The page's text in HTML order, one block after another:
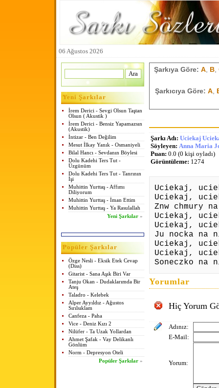
06 Ağustos 2026
Yeni Şarkılar
İrem Derici - Sevgi Olsun Taştan
Olsun ( Akustik )
İrem Derici - Bensiz Yapamazsın
(Akustik)
İntizar - Ben Değilim
Mesut İlkay Yanık - Osmaniyeli
Bilal Hancı - Sevdanın Böylesi
Dolu Kadehi Ters Tut -
Üzgünüm
Dolu Kadehi Ters Tut - Tanrının
İşi
Muhittin Yurttaş - Affımı
Diliyorum
Muhittin Yurttaş - İman Ettim
Muhittin Yurttaş - Ya Rasulallah
Yeni Şarkılar »
Popüler Şarkılar
Özge Nesli - Eksik Etek Cevap
(Diss)
Gitarist - Sana Aşık Biri Var
Tanju Okan - Dudaklarımda Bir
Ateş
Taladro - Kelebek
Alper Ayyıldız - Ağustos
Sırılsıklam
Canfeza - Paha
Vice - Deniz Kızı 2
Nilüfer - Ta Uzak Yollardan
Ahmet Şafak - Vay Delikanlı
Gönlüm
Norm - Depresyon Oteli
Popüler Şarkılar »
Şarkıya Göre: A, B,
Şarkıcıya Göre: A,
Şarkı Adı: Uciekaj
Söyleyen: Anna Maria
Puan: 0.0 (0 kişi oyladı)
Görüntüleme: 1274
Uciekaj,
Uciekaj,
Znw chmury
Uciekaj,
Uciekaj,
Ju nocka na
Uciekaj,
Uciekaj,
Soneczko
Yorumlar
Hiç Yorum
Adınız:
E-Mail:
Yorum: